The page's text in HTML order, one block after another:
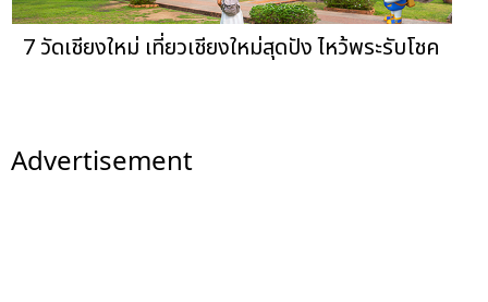
7 วัดเชียงใหม่ เที่ยวเชียงใหม่สุดปัง ไหว้พระรับโชค
Advertisement